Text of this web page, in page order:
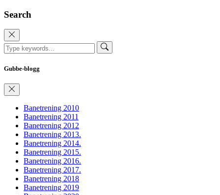
Search
Gubbe-blogg
Banetrening 2010
Banetrening 2011
Banetrening 2012
Banetrening 2013.
Banetrening 2014.
Banetrening 2015.
Banetrening 2016.
Banetrening 2017.
Banetrening 2018
Banetrening 2019